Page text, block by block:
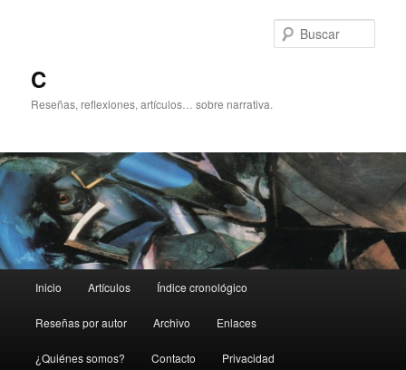
C
Reseñas, reflexiones, artículos… sobre narrativa.
principal
Inicio Artículos Índice cronológico
Reseñas por autor Archivo Enlaces
¿Quiénes somos? Contacto Privacidad